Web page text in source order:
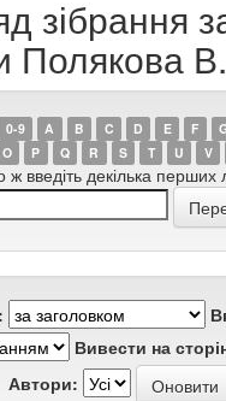
зібрання
Полякова
0-9 A B C D E F
O P Q R S T U V
ж введіть декілька перших
Вивести на
Автори: